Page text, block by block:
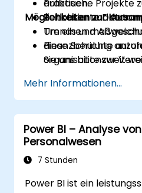
aufbauen.
Zeitbasierte Daten
Trends und
Finanzberichte
organisationsweit
Praktische Projekte
Berichten und
Möglichkeiten zur
Um einen
diese Schulung
Sie uns bitte zur
Mehr Informationen...
Power BI – Analyse
Personalwesen
7 Stunden
Power BI ist ein